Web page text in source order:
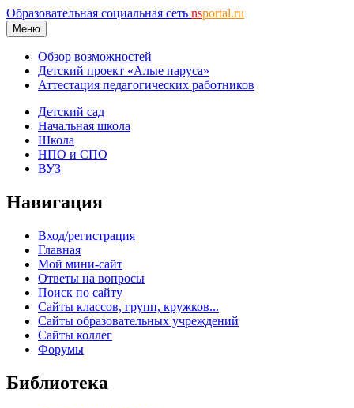
Образовательная социальная сеть nsportal.ru
Меню
Обзор возможностей
Детский проект «Алые паруса»
Аттестация педагогических работников
Детский сад
Начальная школа
Школа
НПО и СПО
ВУЗ
Навигация
Вход/регистрация
Главная
Мой мини-сайт
Ответы на вопросы
Поиск по сайту
Сайты классов, групп, кружков...
Сайты образовательных учреждений
Сайты коллег
Форумы
Библиотека